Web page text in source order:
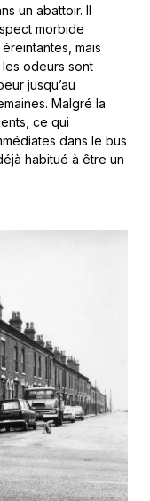
un abattoir. Il
morbide
mais
les odeurs sont
jusqu’au
Malgré la
ce qui
dans le bus
habitué à être un